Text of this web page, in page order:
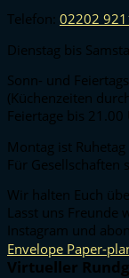
Telefon: 02202
Dienstag bis
Sonn- und
(Küchenzeiten
Feiertage bis 21.00
Montag ist Ruhetag
Für Gesellschaften
Wir halten Euch
Lasst uns Freunde
Instagram und
Envelope Paper-
Virtueller